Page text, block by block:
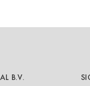
B.V.